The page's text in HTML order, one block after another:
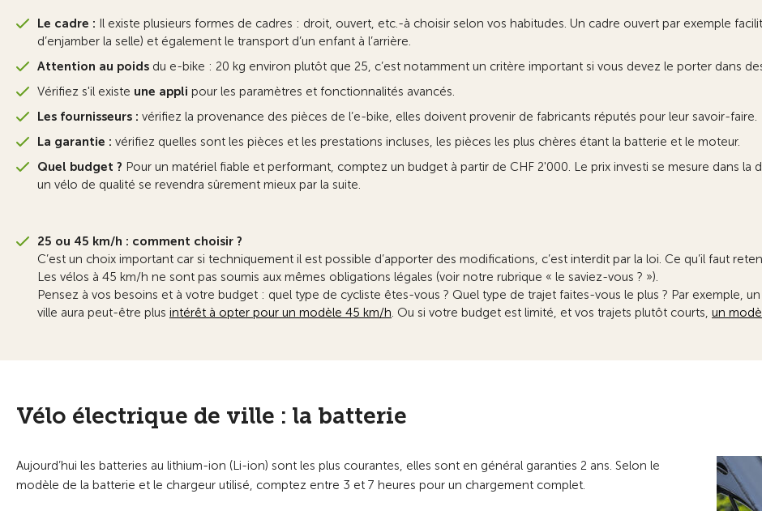
Le cadre : Il existe plusieurs formes de cadres : droit, ouvert, etc.-à choisir selon vos habitudes. Un cadre ouvert par exemple
d’enjamber la selle) et également le transport d’un enfant à l’arrière.
Attention au poids du e-bike : 20 kg environ plutôt que 25, c’est notamment un critère important si vous devez le porter dans
Vérifiez s'il existe une appli pour les paramètres et fonctionnalités avancés.
Les fournisseurs : vérifiez la provenance des pièces de l’e-bike, elles doivent provenir de fabricants réputés pour leur savoir-faire.
La garantie : vérifiez quelles sont les pièces et les prestations incluses, les pièces les plus chères étant la batterie et le moteur.
Quel budget ? Pour un matériel fiable et performant, comptez un budget à partir de CHF 2'000. Le prix investi se mesure dans la
un vélo de qualité se revendra sûrement mieux par la suite.
25 ou 45 km/h : comment choisir ?
C’est un choix important car si techniquement il est possible d’apporter des modifications, c’est interdit par la loi. Ce qu’il faut
Les vélos à 45 km/h ne sont pas soumis aux mêmes obligations légales (voir notre rubrique « le saviez-vous ? »).
Pensez à vos besoins et à votre budget : quel type de cycliste êtes-vous ? Quel type de trajet faites-vous le plus ? Par exemple,
ville aura peut-être plus intérêt à opter pour un modèle 45 km/h . Ou si votre budget est limité, et vos trajets plutôt courts, un
Vélo électrique de ville : la batterie
Aujourd’hui les batteries au lithium-ion (Li-ion) sont les plus courantes, elles sont en général garanties 2 ans. Selon le
modèle de la batterie et le chargeur utilisé, comptez entre 3 et 7 heures pour un chargement complet.